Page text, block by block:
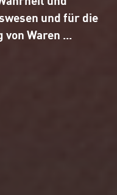
und für die
Waren ...